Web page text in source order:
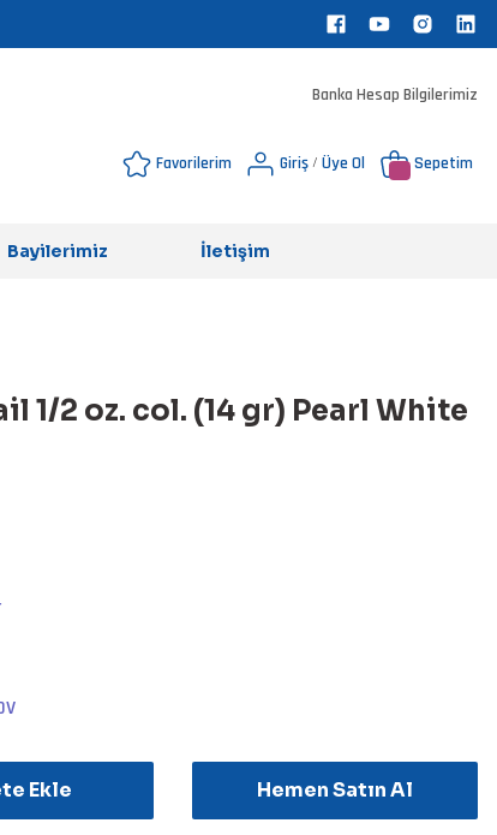
Banka Hesap Bilgilerimiz
Favorilerim Giriş / Üye Ol Sepetim
Bayilerimiz İletişim
1/2 oz. col. (14 gr) Pearl White
Ekle Hemen Satın Al